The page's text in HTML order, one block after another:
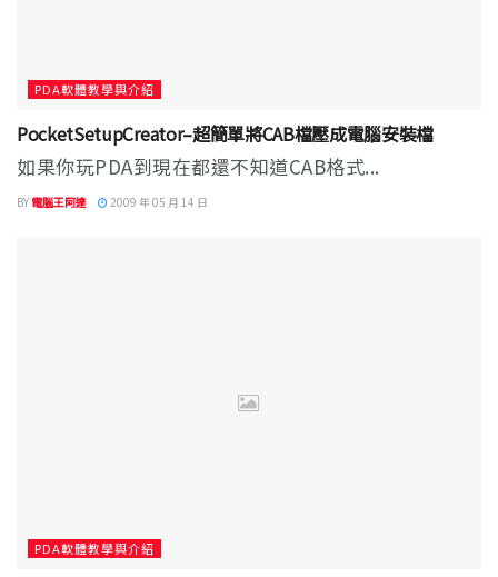
PDA軟體教學與介紹
PocketSetupCreator–超簡單將CAB檔壓成電腦安裝檔
如果你玩PDA到現在都還不知道CAB格式...
BY 電腦王阿達 2009 年 05 月 14 日
PDA軟體教學與介紹